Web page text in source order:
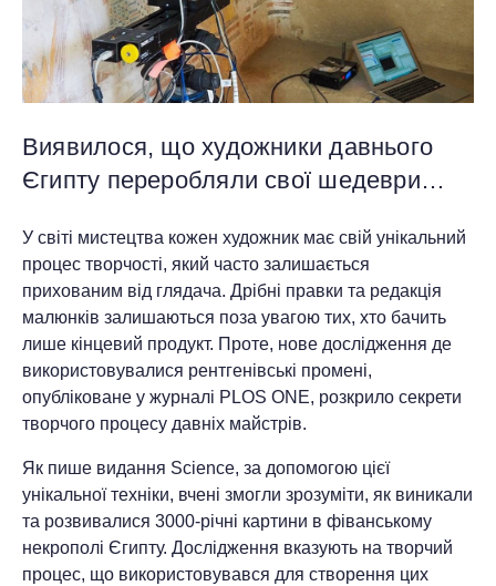
Виявилося, що художники давнього
Єгипту переробляли свої шедеври…
У світі мистецтва кожен художник має свій унікальний
процес творчості, який часто залишається
прихованим від глядача. Дрібні правки та редакція
малюнків залишаються поза увагою тих, хто бачить
лише кінцевий продукт. Проте, нове дослідження де
використовувалися рентгенівські промені,
опубліковане у журналі PLOS ONE, розкрило секрети
творчого процесу давніх майстрів.
Як пише видання Science, за допомогою цієї
унікальної техніки, вчені змогли зрозуміти, як виникали
та розвивалися 3000-річні картини в фіванському
некрополі Єгипту. Дослідження вказують на творчий
процес, що використовувався для створення цих